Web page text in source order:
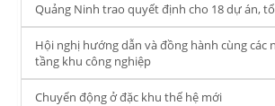
Quảng Ninh trao quyết định cho 18 dự án,
Hội nghị hướng dẫn và đồng hành cùng
tầng khu công nghiệp
Chuyển động ở đặc khu thế hệ mới